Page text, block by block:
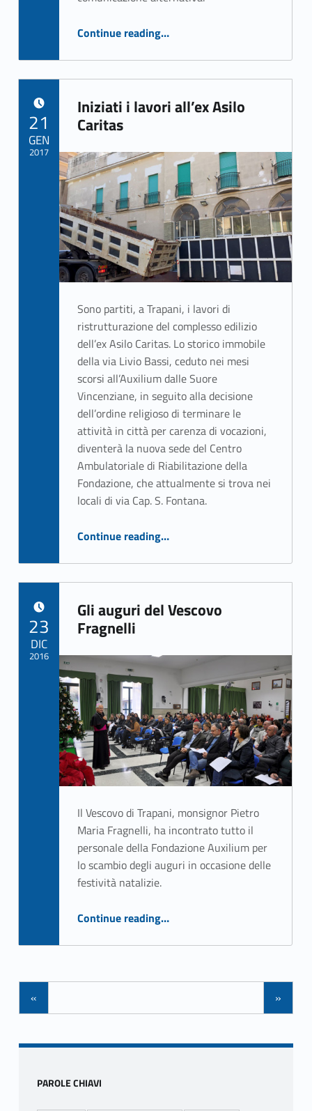
Continue reading…
Iniziati i lavori all’ex Asilo
Caritas
Sono partiti, a Trapani, i lavori di
ristrutturazione del complesso edilizio
dell’ex Asilo Caritas. Lo storico immobile
della via Livio Bassi, ceduto nei mesi
scorsi all’Auxilium dalle Suore
Vincenziane, in seguito alla decisione
dell’ordine religioso di terminare le
attività in città per carenza di vocazioni,
diventerà la nuova sede del Centro
Ambulatoriale di Riabilitazione della
Fondazione, che attualmente si trova nei
locali di via Cap. S. Fontana.
Continue reading“Iniziati i lavori all’ex Asilo Caritas”
…
21
GEN
2017
Gli auguri del Vescovo
Fragnelli
Il Vescovo di Trapani, monsignor Pietro
Maria Fragnelli, ha incontrato tutto il
personale della Fondazione Auxilium per
lo scambio degli auguri in occasione delle
festività natalizie.
Continue reading…
23
DIC
2016
Posts Navigation
« »
Sidebar
PAROLE CHIAVI